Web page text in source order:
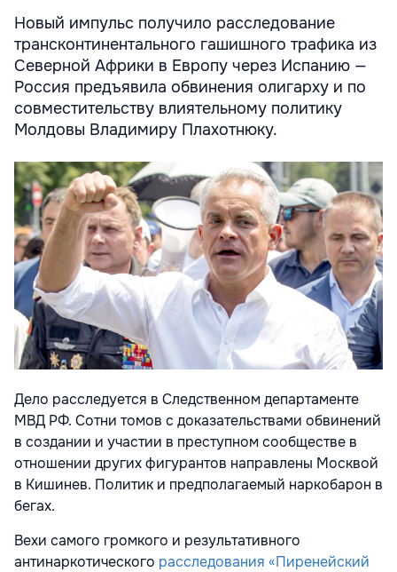
Новый импульс получило расследование
трансконтинентального гашишного трафика из
Северной Африки в Европу через Испанию —
Россия предъявила обвинения олигарху и по
совместительству влиятельному политику
Молдовы Владимиру Плахотнюку.
Дело расследуется в Следственном департаменте
МВД РФ. Сотни томов с доказательствами обвинений
в создании и участии в преступном сообществе в
отношении других фигурантов направлены Москвой
в Кишинев. Политик и предполагаемый наркобарон в
бегах.
Вехи самого громкого и результативного
антинаркотического расследования «Пиренейский